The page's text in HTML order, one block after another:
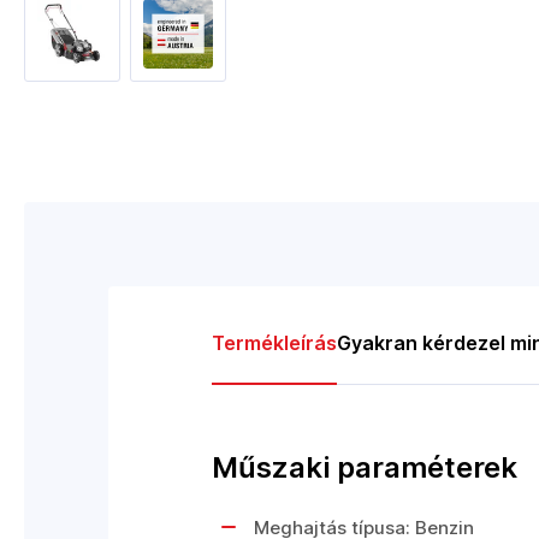
TermékleírásGyakran kérdezel
Műszaki paraméterek
Meghajtás típusa: Benzin